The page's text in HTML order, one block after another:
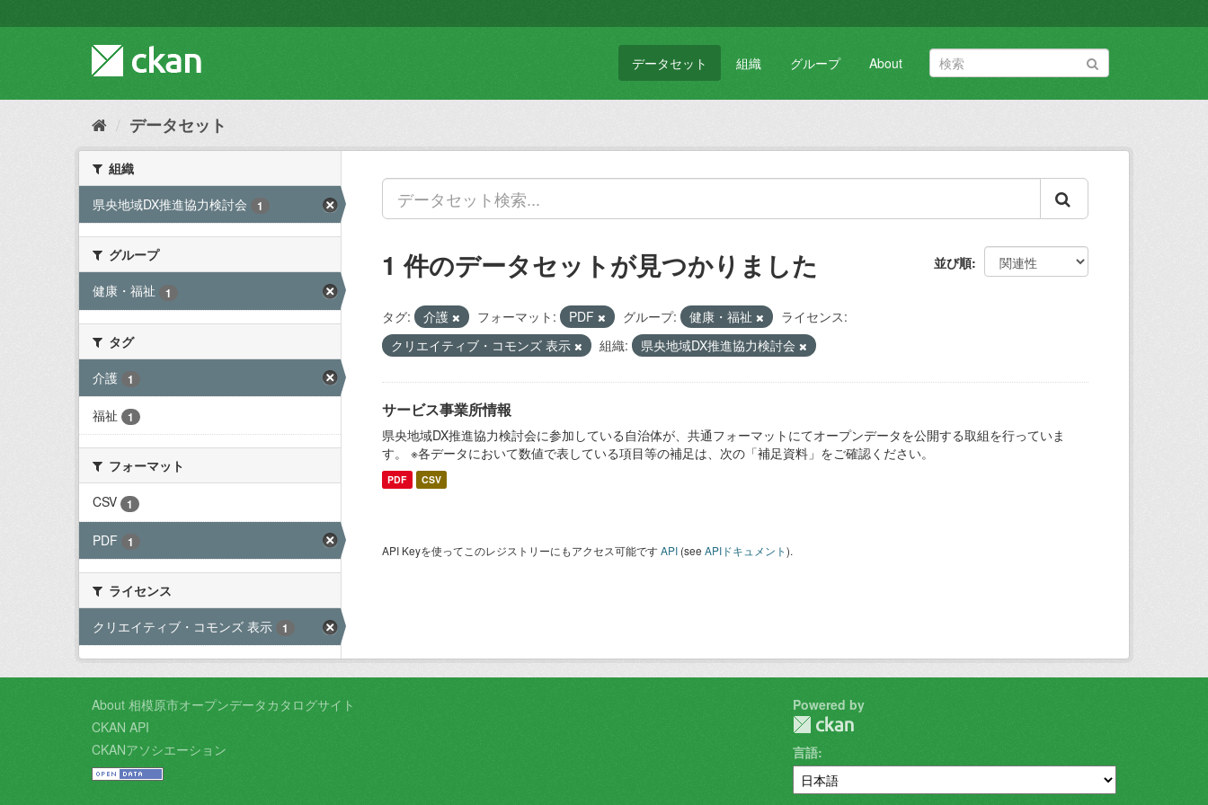
キ
て
データセット 組織 グループ About
データセット
組織
県央地域DX推進協力検討会
1
グループ
健康・福祉
1
タグ
介護
1
福祉 1
フォーマット
CSV
1
PDF 1
ライセンス
クリエイティブ・コモンズ 表示
1
並び順
1 件のデータセットが見つかりました
タグ: 介護 フォーマット: PDF グループ: 健康・福祉
ライセンス:
クリエイティブ・コモンズ 表示
組織: 県央地域DX推進協力検討会
サービス事業所情報
県央地域DX推進協力検討会に参加している自治体が、共通フォーマットにてオープンデータを公開する取組を行っていま
す。 ※各データにおいて数値で表している項目等の補足は、次の「補足資料」をご確認ください。
PDF CSV
API Keyを使ってこのレジストリーにもアクセス可能ですAPI (see APIドキュメント).
About 相模原市オープンデータカタログサイト
CKAN API
CKANアソシエーション
Powered by
言語